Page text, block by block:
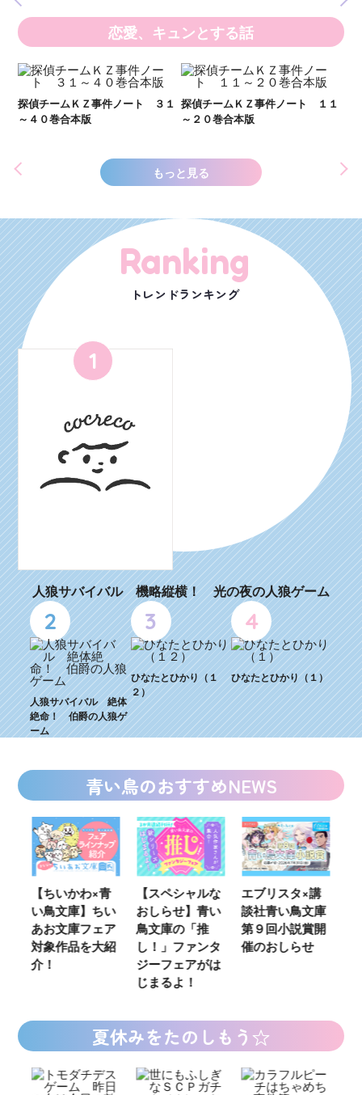
恋愛、キュンとする話
探偵チームＫＺ事件ノート ３１
～４０巻合本版
探偵チームＫＺ事件ノート １１
～２０巻合本版
もっと見る
Ranking
トレンドランキング
1
人狼サバイバル 機略縦横！ 光の夜の人狼ゲーム
2
人狼サバイバル 絶体
絶命！ 伯爵の人狼ゲ
ーム
3
ひなたとひかり（１
２）
4
ひなたとひかり（１）
青い鳥のおすすめNEWS
【ちいかわ×青
い鳥文庫】ちい
あお文庫フェア
対象作品を大紹
介！
【スペシャルな
おしらせ】青い
鳥文庫の「推
し！」ファンタ
ジーフェアがは
じまるよ！
エブリスタ×講
談社青い鳥文庫
第９回小説賞開
催のおしらせ
夏休みをたのしもう☆